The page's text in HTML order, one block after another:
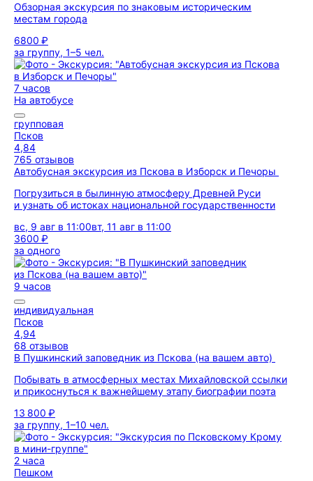
Обзорная экскурсия по знаковым историческим
местам города
6800 ₽
за группу, 1–5 чел.
7 часов
На автобусе
групповая
Псков
4,84
765 отзывов
Автобусная экскурсия из Пскова в Изборск и Печоры
Погрузиться в былинную атмосферу Древней Руси
и узнать об истоках национальной государственности
вс, 9 авг в 11:00вт, 11 авг в 11:00
3600 ₽
за одного
9 часов
индивидуальная
Псков
4,94
68 отзывов
В Пушкинский заповедник из Пскова (на вашем авто)
Побывать в атмосферных местах Михайловской ссылки
и прикоснуться к важнейшему этапу биографии поэта
13 800 ₽
за группу, 1–10 чел.
2 часа
Пешком